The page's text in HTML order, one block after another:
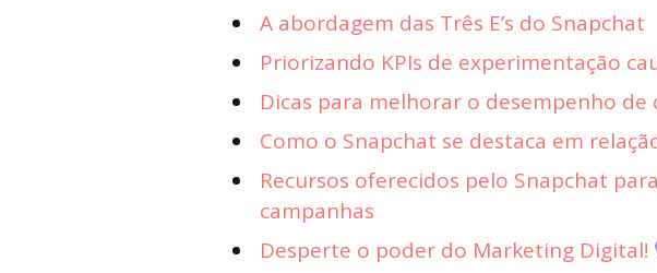
A abordagem das Três E’s do Snapchat
Priorizando KPIs de experimentação
Dicas para melhorar o desempenho de
Como o Snapchat se destaca em
Recursos oferecidos pelo Snapchat
campanhas
Desperte o poder do Marketing Digital!